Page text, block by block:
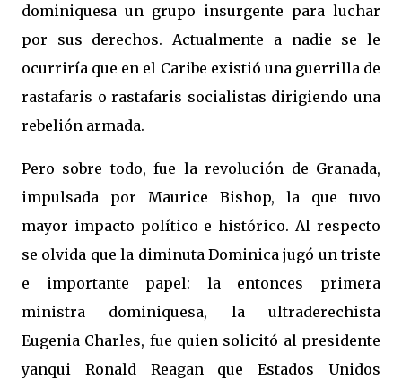
dominiquesa un grupo insurgente para luchar
por sus derechos. Actualmente a nadie se le
ocurriría que en el Caribe existió una guerrilla de
rastafaris o rastafaris socialistas dirigiendo una
rebelión armada.
Pero sobre todo, fue la revolución de Granada,
impulsada por Maurice Bishop, la que tuvo
mayor impacto político e histórico. Al respecto
se olvida que la diminuta Dominica jugó un triste
e importante papel: la entonces primera
ministra dominiquesa, la ultraderechista
Eugenia Charles, fue quien solicitó al presidente
yanqui Ronald Reagan que Estados Unidos